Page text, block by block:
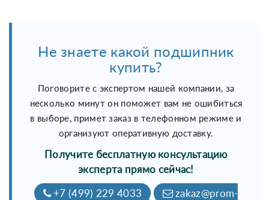
Не знаете какой подшипник
купить?
Поговорите с экспертом нашей компании, за
несколько минут он поможет вам не ошибиться
в выборе, примет заказ в телефонном режиме и
организуют оперативную доставку.
Получите бесплатную консультацию
эксперта прямо сейчас!
+7 (499) 229 4033
zakaz@prom-